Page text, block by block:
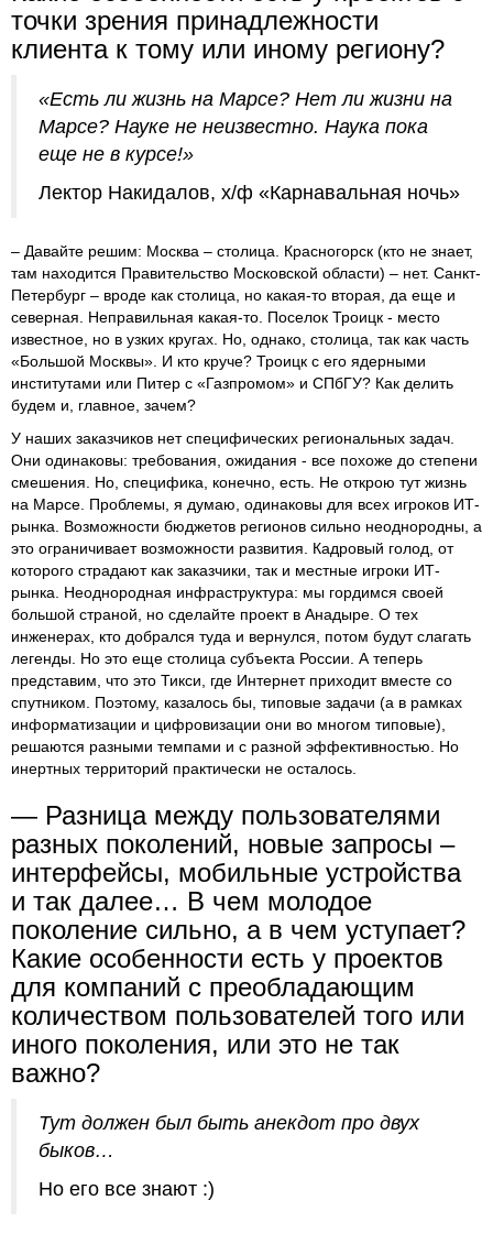
точки зрения принадлежности
клиента к тому или иному региону?
«Есть ли жизнь на Марсе? Нет ли жизни на
Марсе? Науке не неизвестно. Наука пока
еще не в курсе!»
Лектор Накидалов, х/ф «Карнавальная ночь»
– Давайте решим: Москва – столица. Красногорск (кто не знает,
там находится Правительство Московской области) – нет. Санкт-
Петербург – вроде как столица, но какая-то вторая, да еще и
северная. Неправильная какая-то. Поселок Троицк - место
известное, но в узких кругах. Но, однако, столица, так как часть
«Большой Москвы». И кто круче? Троицк с его ядерными
институтами или Питер с «Газпромом» и СПбГУ? Как делить
будем и, главное, зачем?
У наших заказчиков нет специфических региональных задач.
Они одинаковы: требования, ожидания - все похоже до степени
смешения. Но, специфика, конечно, есть. Не открою тут жизнь
на Марсе. Проблемы, я думаю, одинаковы для всех игроков ИТ-
рынка. Возможности бюджетов регионов сильно неоднородны, а
это ограничивает возможности развития. Кадровый голод, от
которого страдают как заказчики, так и местные игроки ИТ-
рынка. Неоднородная инфраструктура: мы гордимся своей
большой страной, но сделайте проект в Анадыре. О тех
инженерах, кто добрался туда и вернулся, потом будут слагать
легенды. Но это еще столица субъекта России. А теперь
представим, что это Тикси, где Интернет приходит вместе со
спутником. Поэтому, казалось бы, типовые задачи (а в рамках
информатизации и цифровизации они во многом типовые),
решаются разными темпами и с разной эффективностью. Но
инертных территорий практически не осталось.
— Разница между пользователями
разных поколений, новые запросы –
интерфейсы, мобильные устройства
и так далее… В чем молодое
поколение сильно, а в чем уступает?
Какие особенности есть у проектов
для компаний с преобладающим
количеством пользователей того или
иного поколения, или это не так
важно?
Тут должен был быть анекдот про двух
быков…
Но его все знают :)